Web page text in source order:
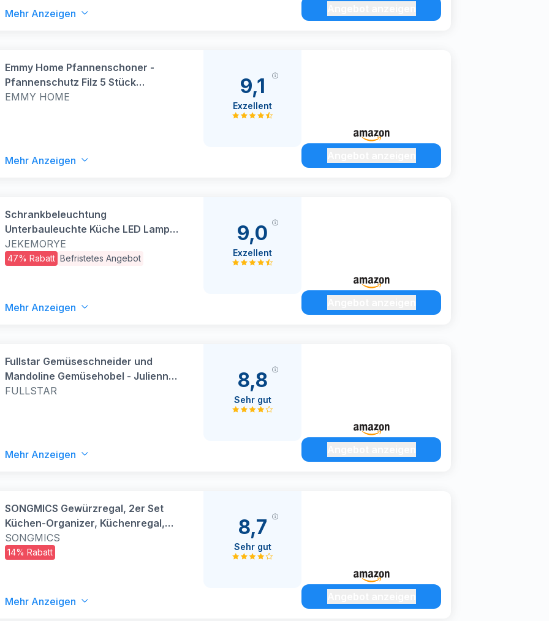
Silber
Mehr Anzeigen
Emmy Home Pfannenschoner -
Pfannenschutz Filz 5 Stück
Stapelschutz, 38 cm Extra Dicke
EMMY HOME
Mehr Anzeigen
9,1
Exzellent
Schrankbeleuchtung
Unterbauleuchte Küche LED Lampe
- 20cm Bewegungsmelder Licht
Akku Schrank Beleuchtung -
USB Light Aufladbar Dimmbar
JEKEMORYE
47% Rabatt Befristetes Angebot
Mehr Anzeigen
9,0
Exzellent
Fullstar Gemüseschneider und
Mandoline Gemüsehobel - Julienne-
und Würfelschneider für Gurken
Weiß)
FULLSTAR
Mehr Anzeigen
8,8
Sehr gut
SONGMICS Gewürzregal, 2er Set
Küchen-Organizer, Küchenregal,
Schrank-Organizer Küche,
erweiterbar, kleines Regal,
naturbeige KCS02NW
SONGMICS
14% Rabatt
Mehr Anzeigen
8,7
Sehr gut